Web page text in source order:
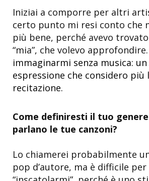
Iniziai a comporre per altri
certo punto mi resi conto che
più bene, perché avevo
“mia”, che volevo approfondire.
immaginarmi senza musica:
espressione che considero più
recitazione.
Come definiresti il tuo genere
parlano le tue canzoni?
Lo chiamerei probabilmente
pop d’autore, ma è difficile per